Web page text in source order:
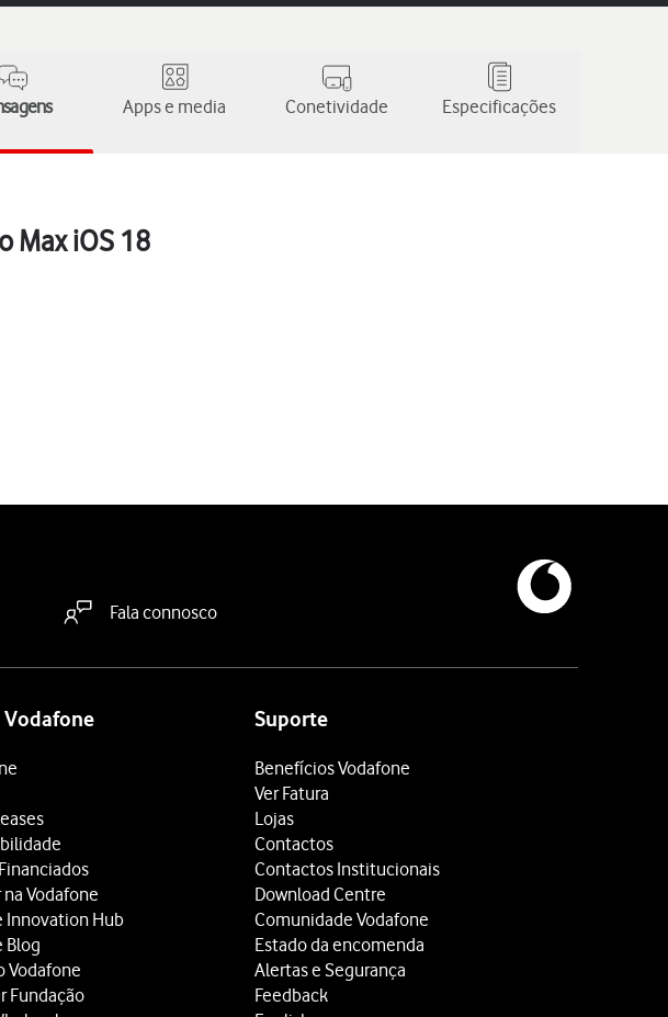
Apps e media Conetividade Especificações
Max iOS 18
Fala connosco
Vodafone
na Vodafone
Innovation Hub
Blog
Vodafone
Fundação
Suporte
Benefícios Vodafone
Ver Fatura
Lojas
Contactos
Contactos Institucionais
Download Centre
Comunidade Vodafone
Estado da encomenda
Alertas e Segurança
Feedback